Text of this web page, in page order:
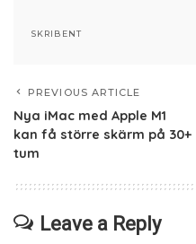
SKRIBENT
PREVIOUS ARTICLE
Nya iMac med Apple M1
kan få större skärm på 30+
tum
Leave a Reply